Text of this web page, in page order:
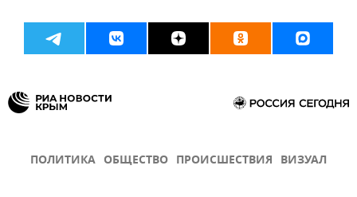
ПОЛИТИКА ОБЩЕСТВО ПРОИСШЕСТВИЯ ВИЗУАЛ